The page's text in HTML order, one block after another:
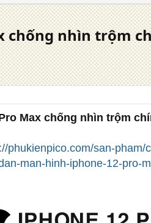
chống nhìn trộm
Max chống nhìn trộm
phukienpico.com/san-
man-hinh-iphone-12-pro-